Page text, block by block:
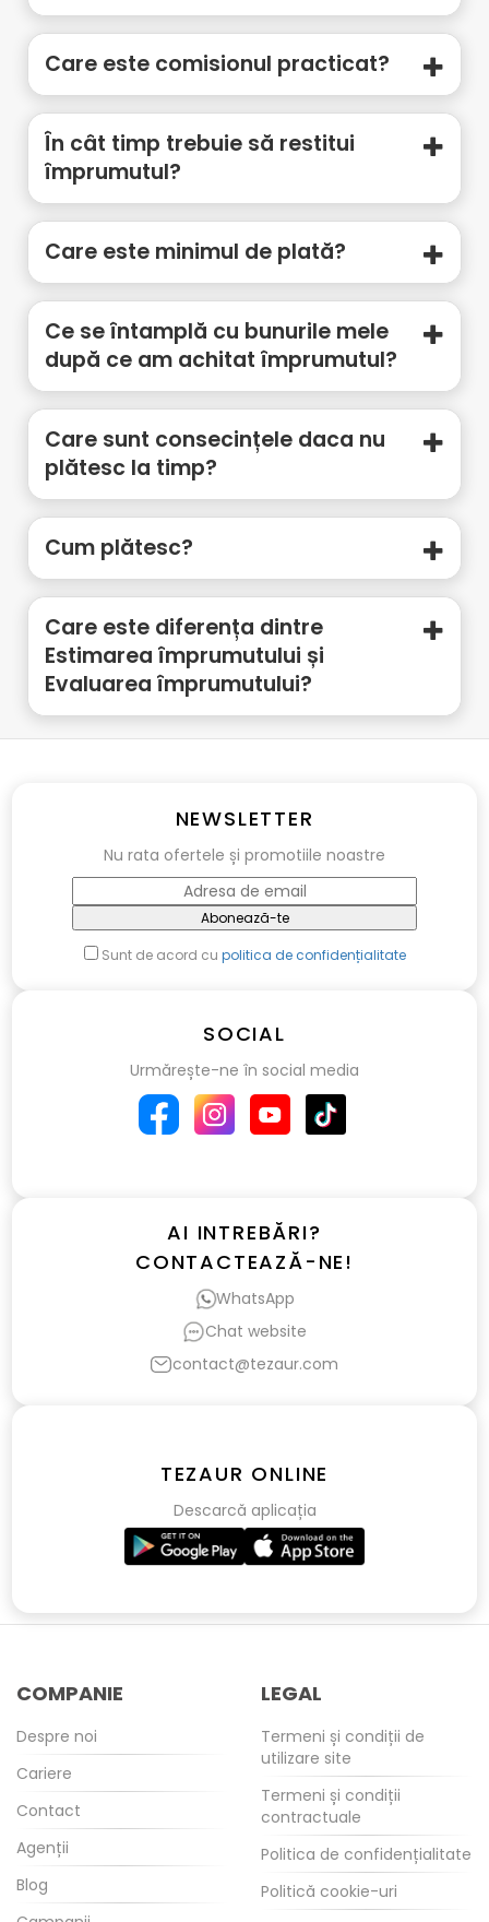
Care este comisionul practicat?
În cât timp trebuie să restitui
împrumutul?
Care este minimul de plată?
Ce se întamplă cu bunurile mele
după ce am achitat împrumutul?
Care sunt consecințele daca nu
plătesc la timp?
Cum plătesc?
Care este diferența dintre
Estimarea împrumutului și
Evaluarea împrumutului?
NEWSLETTER
Nu rata ofertele și promotiile noastre
Abonează-te
Sunt de acord cu politica de confidențialitate
SOCIAL
Urmărește-ne în social media
AI INTREBĂRI?
CONTACTEAZĂ-NE!
WhatsApp
Chat website
contact@tezaur.com
TEZAUR ONLINE
Descarcă aplicația
COMPANIE
Despre noi
Cariere
Contact
Agenții
Blog
LEGAL
Termeni și condiții de
utilizare site
Termeni și condiții
contractuale
Politica de confidențialitate
Politică cookie-uri